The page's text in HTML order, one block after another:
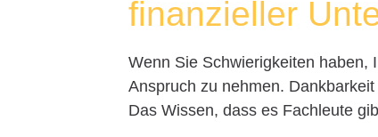
finanzieller
Wenn Sie Schwierigkeiten haben,
Anspruch zu nehmen.
Das Wissen, dass es Fachleute